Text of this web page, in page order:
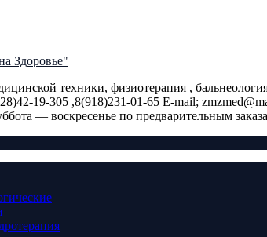
Здоровье"
техники, физиотерапия ,
19-305 ,8(918)231-01-65 E-mail;
— воскресенье по предварительным